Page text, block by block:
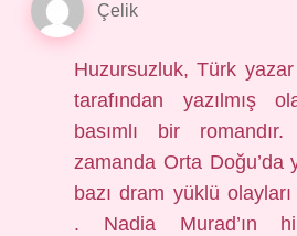
Çelik
Huzursuzluk, Türk
tarafından yazılmış
basımlı bir
zamanda Orta Doğu’da
bazı dram yüklü
. Nadia Murad’ın